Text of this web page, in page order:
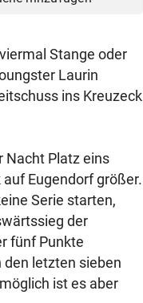
Stange oder
Laurin
ins Kreuzeck
Nacht Platz eins
Eugendorf größer.
Serie starten,
der
fünf Punkte
den letzten sieben
ist es aber